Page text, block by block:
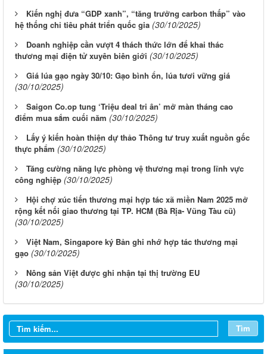
Kiến nghị đưa “GDP xanh”, “tăng trưởng carbon thấp” vào
hệ thống chỉ tiêu phát triển quốc gia (30/10/2025)
Doanh nghiệp cần vượt 4 thách thức lớn để khai thác
thương mại điện tử xuyên biên giới (30/10/2025)
Giá lúa gạo ngày 30/10: Gạo bình ổn, lúa tươi vững giá
(30/10/2025)
Saigon Co.op tung ‘Triệu deal tri ân’ mở màn tháng cao
điểm mua sắm cuối năm (30/10/2025)
Lấy ý kiến hoàn thiện dự thảo Thông tư truy xuất nguồn gốc
thực phẩm (30/10/2025)
Tăng cường năng lực phòng vệ thương mại trong lĩnh vực
công nghiệp (30/10/2025)
Hội chợ xúc tiến thương mại hợp tác xã miền Nam 2025 mở
rộng kết nối giao thương tại TP. HCM (Bà Rịa- Vũng Tàu cũ)
(30/10/2025)
Việt Nam, Singapore ký Bản ghi nhớ hợp tác thương mại
gạo (30/10/2025)
Nông sản Việt được ghi nhận tại thị trường EU
(30/10/2025)
Tìm